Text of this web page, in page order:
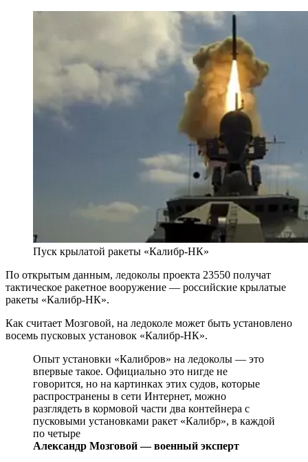
Пуск крылатой ракеты «Калибр-НК»
По открытым данным, ледоколы проекта 23550 получат
тактическое ракетное вооружение — российские крылатые
ракеты «Калибр-НК».
Как считает Мозговой, на ледоколе может быть установлено
восемь пусковых установок «Калибр-НК».
Опыт установки «Калибров» на ледоколы — это
впервые такое. Официально это нигде не
говорится, но на картинках этих судов, которые
распространены в сети Интернет, можно
разглядеть в кормовой части два контейнера с
пусковыми установками ракет «Калибр», в каждой
по четыре
Александр Мозговой — военный эксперт